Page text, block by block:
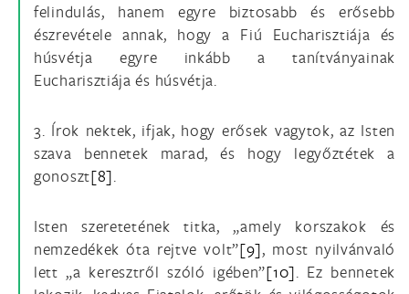
felindulás, hanem egyre biztosabb és erősebb
észrevétele annak, hogy a Fiú Eucharisztiája és
húsvétja egyre inkább a tanítványainak
Eucharisztiája és húsvétja.
3. Írok nektek, ifjak, hogy erősek vagytok, az Isten
szava bennetek marad, és hogy legyőztétek a
gonoszt[8].
Isten szeretetének titka, „amely korszakok és
nemzedékek óta rejtve volt”[9], most nyilvánvaló
lett „a keresztről szóló igében”[10]. Ez bennetek